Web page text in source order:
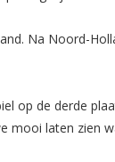
Na Noord-
op de derde
mooi laten zien